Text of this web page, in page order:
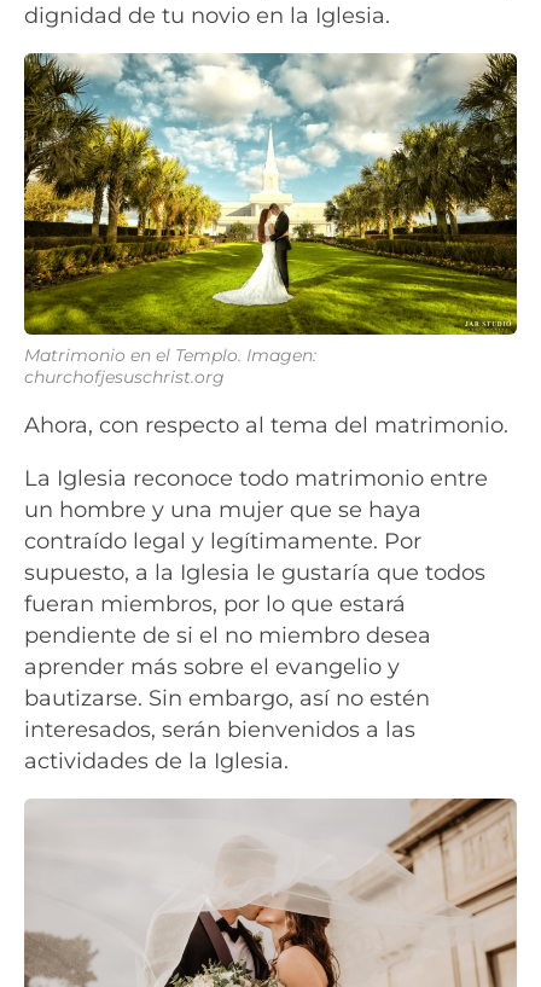
dignidad de tu novio en la Iglesia.
Matrimonio en el Templo. Imagen:
churchofjesuschrist.org
Ahora, con respecto al tema del matrimonio.
La Iglesia reconoce todo matrimonio entre
un hombre y una mujer que se haya
contraído legal y legítimamente. Por
supuesto, a la Iglesia le gustaría que todos
fueran miembros, por lo que estará
pendiente de si el no miembro desea
aprender más sobre el evangelio y
bautizarse. Sin embargo, así no estén
interesados, serán bienvenidos a las
actividades de la Iglesia.